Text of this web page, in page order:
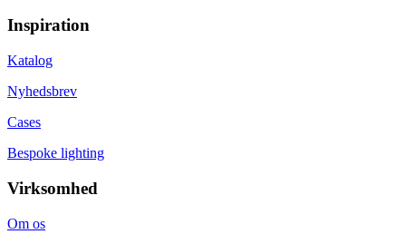
Inspiration
Katalog
Nyhedsbrev
Cases
Bespoke lighting
Virksomhed
Om os